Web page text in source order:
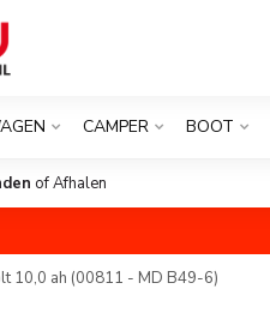
CAMPER BOOT
of Afhalen
10,0 ah (00811 - MD B49-6)